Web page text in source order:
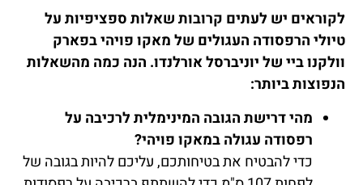
לקוראים יש לעתים קרובות שאלות ספציפיות על
טיולי הרפסודה העגולים של מאקו פויהי בפארק
וולקנו ביי של יוניברסל אורלנדו. הנה כמה מהשאלות
הנפוצות ביותר:
מהי דרישת הגובה המינימלית לרכיבה על
רפסודה עגולה במאקו פויהי?
כדי להבטיח את בטיחותכם, עליכם להיות בגובה של